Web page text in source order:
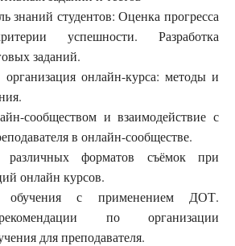
знаний студентов: Оценка прогресса
успешности. Разработка
заданий.
онлайн-курса: методы и
сообществом и взаимодействие с
в онлайн-сообществе.
различных форматов съёмок при
онлайн курсов.
обучения с применением ДОТ.
по организации
для преподавателя.